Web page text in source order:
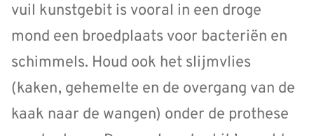
vuil kunstgebit is vooral in een droge
mond een broedplaats voor bacteriën en
schimmels. Houd ook het slijmvlies
(kaken, gehemelte en de overgang van de
kaak naar de wangen) onder de prothese